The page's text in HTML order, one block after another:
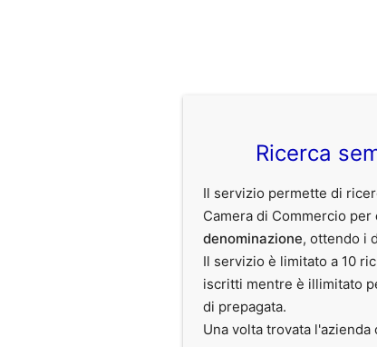
Ricerca
Il servizio permette di
Camera di Commercio per
denominazione, ottendo i
Il servizio è limitato a 10
iscritti mentre è illimitato
di prepagata.
Una volta trovata